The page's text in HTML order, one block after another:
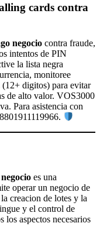
cards contra
negocio contra fraude,
intentos de PIN
la lista negra
monitoree
(12+ digitos) para evitar
de alto valor. VOS3000
Para asistencia con
es una
operar un negocio de
creacion de lotes y la
y el control de
aspectos necesarios